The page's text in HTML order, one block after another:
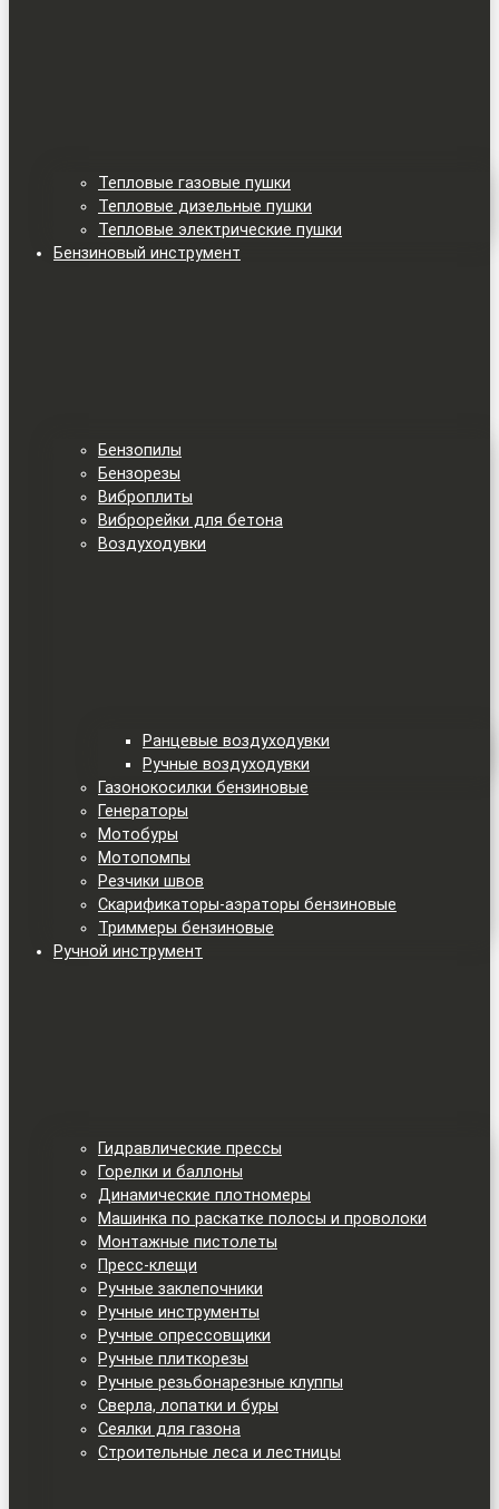
Тепловые газовые пушки
Тепловые дизельные пушки
Тепловые электрические пушки
Бензиновый инструмент
Бензопилы
Бензорезы
Виброплиты
Виброрейки для бетона
Воздуходувки
Ранцевые воздуходувки
Ручные воздуходувки
Газонокосилки бензиновые
Генераторы
Мотобуры
Мотопомпы
Резчики швов
Скарификаторы-аэраторы бензиновые
Триммеры бензиновые
Ручной инструмент
Гидравлические прессы
Горелки и баллоны
Динамические плотномеры
Машинка по раскатке полосы и проволоки
Монтажные пистолеты
Пресс-клещи
Ручные заклепочники
Ручные инструменты
Ручные опрессовщики
Ручные плиткорезы
Ручные резьбонарезные клуппы
Сверла, лопатки и буры
Сеялки для газона
Строительные леса и лестницы